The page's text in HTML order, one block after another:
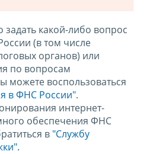
какой-либо вопрос
(в том числе
органов) или
по вопросам
можете воспользоваться
в ФНС России".
интернет-
обеспечения ФНС
в "Службу